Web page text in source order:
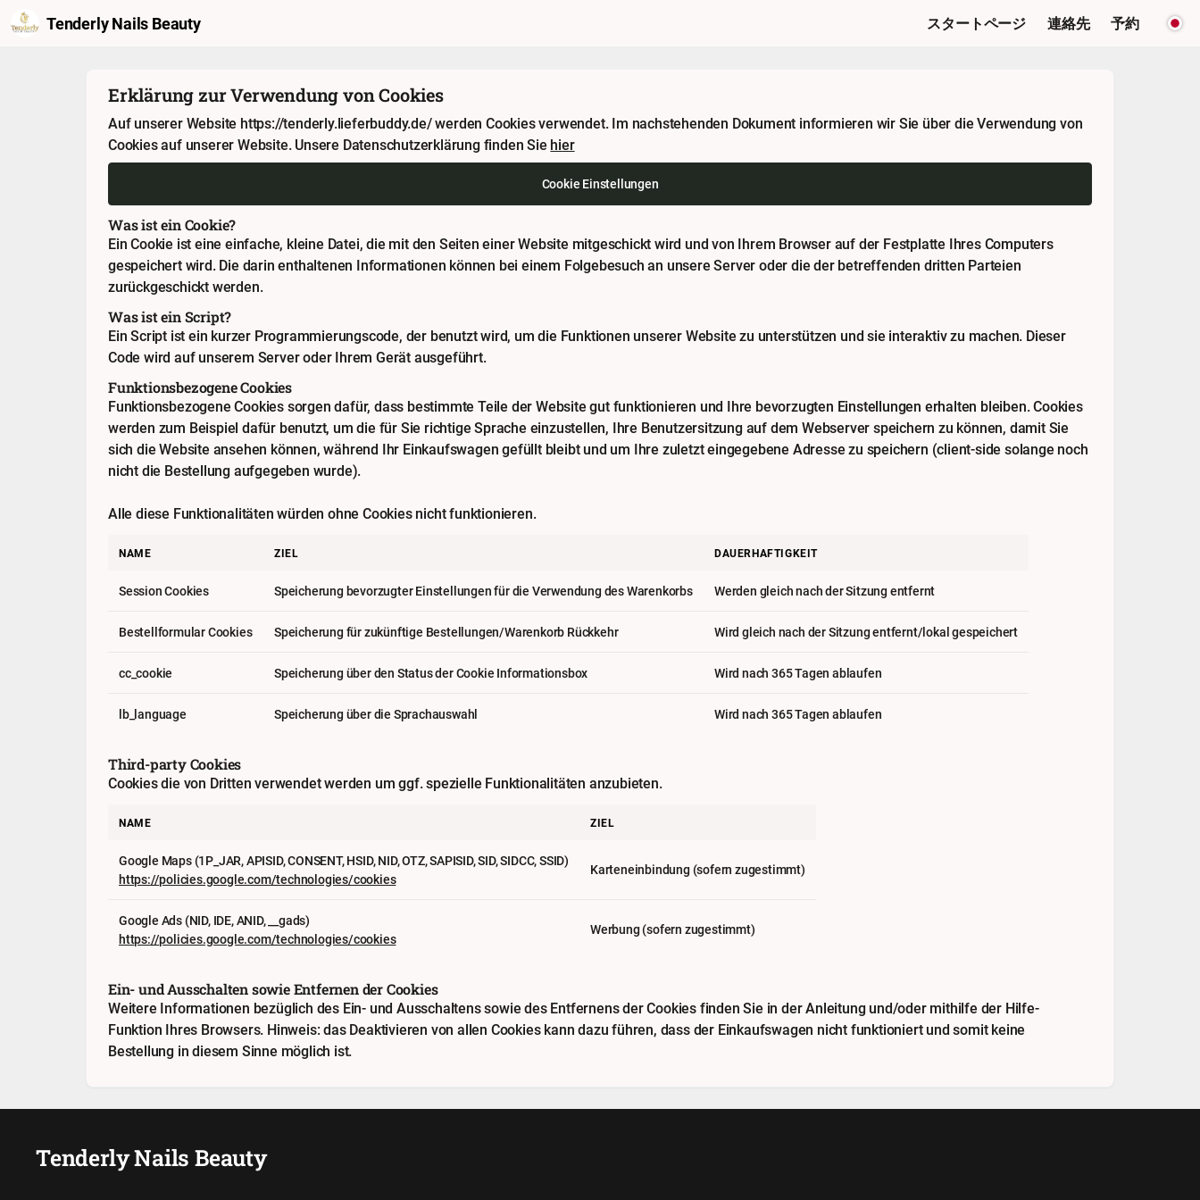
Tenderly Nails Beauty スタートページ 連絡先 予約
Erklärung zur Verwendung von Cookies
Auf unserer Website https://tenderly.lieferbuddy.de/ werden Cookies verwendet. Im nachstehenden Dokument informieren wir Sie über die Verwendung von
Cookies auf unserer Website. Unsere Datenschutzerklärung finden Sie hier
Cookie Einstellungen
Was ist ein Cookie?
Ein Cookie ist eine einfache, kleine Datei, die mit den Seiten einer Website mitgeschickt wird und von Ihrem Browser auf der Festplatte Ihres Computers
gespeichert wird. Die darin enthaltenen Informationen können bei einem Folgebesuch an unsere Server oder die der betreffenden dritten Parteien
zurückgeschickt werden.
Was ist ein Script?
Ein Script ist ein kurzer Programmierungscode, der benutzt wird, um die Funktionen unserer Website zu unterstützen und sie interaktiv zu machen. Dieser
Code wird auf unserem Server oder Ihrem Gerät ausgeführt.
Funktionsbezogene Cookies
Funktionsbezogene Cookies sorgen dafür, dass bestimmte Teile der Website gut funktionieren und Ihre bevorzugten Einstellungen erhalten bleiben. Cookies
werden zum Beispiel dafür benutzt, um die für Sie richtige Sprache einzustellen, Ihre Benutzersitzung auf dem Webserver speichern zu können, damit Sie
sich die Website ansehen können, während Ihr Einkaufswagen gefüllt bleibt und um Ihre zuletzt eingegebene Adresse zu speichern (client-side solange noch
nicht die Bestellung aufgegeben wurde).
Alle diese Funktionalitäten würden ohne Cookies nicht funktionieren.
NAME ZIEL DAUERHAFTIGKEIT
Session Cookies Speicherung bevorzugter Einstellungen für die Verwendung des Warenkorbs Werden gleich nach der Sitzung entfernt
Bestellformular Cookies Speicherung für zukünftige Bestellungen/Warenkorb Rückkehr Wird gleich nach der Sitzung entfernt/lokal gespeichert
cc_cookie Speicherung über den Status der Cookie Informationsbox Wird nach 365 Tagen ablaufen
lb_language Speicherung über die Sprachauswahl Wird nach 365 Tagen ablaufen
Third-party Cookies
Cookies die von Dritten verwendet werden um ggf. spezielle Funktionalitäten anzubieten.
NAME ZIEL
Google Maps (1P_JAR, APISID, CONSENT, HSID, NID, OTZ, SAPISID, SID, SIDCC, SSID)
https://policies.google.com/technologies/cookies
Karteneinbindung (sofern zugestimmt)
Google Ads (NID, IDE, ANID, __gads)
https://policies.google.com/technologies/cookies
Werbung (sofern zugestimmt)
Ein- und Ausschalten sowie Entfernen der Cookies
Weitere Informationen bezüglich des Ein- und Ausschaltens sowie des Entfernens der Cookies finden Sie in der Anleitung und/oder mithilfe der Hilfe-
Funktion Ihres Browsers. Hinweis: das Deaktivieren von allen Cookies kann dazu führen, dass der Einkaufswagen nicht funktioniert und somit keine
Bestellung in diesem Sinne möglich ist.
Tenderly Nails Beauty